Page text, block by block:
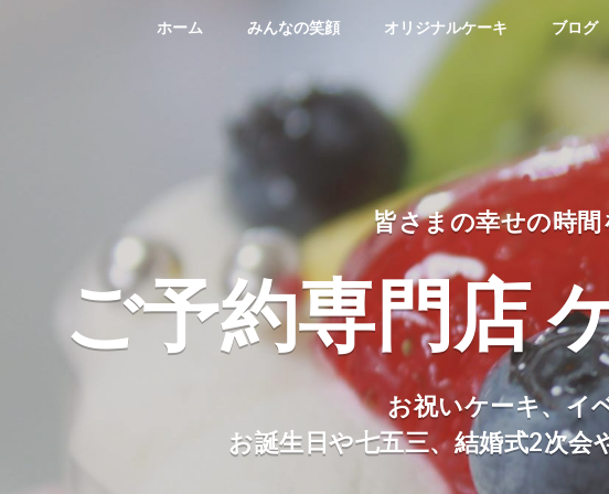
ホーム みんなの笑顔 オリジナルケーキ ブログ
皆さまの幸せの時
ご予約専門店
お祝いケーキ、イ
お誕生日や七五三、結婚式2次